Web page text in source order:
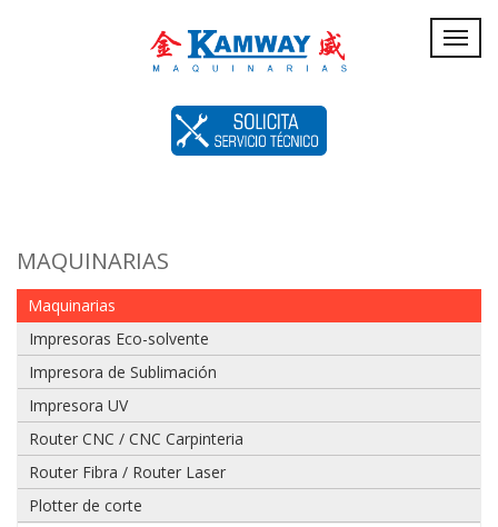
MAQUINARIAS
Maquinarias
Impresoras Eco-solvente
Impresora de Sublimación
Impresora UV
Router CNC / CNC Carpinteria
Router Fibra / Router Laser
Plotter de corte